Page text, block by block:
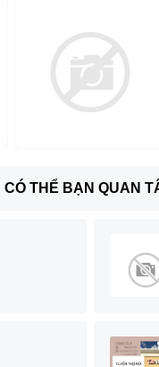
CÓ THỂ BẠN QUAN